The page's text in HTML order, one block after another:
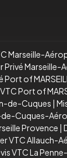
Marseille-
Privé Marseille-
Port of
Port of
de-Cuques |
de-Cuques-
Provence |
VTC Allauch-
VTC La